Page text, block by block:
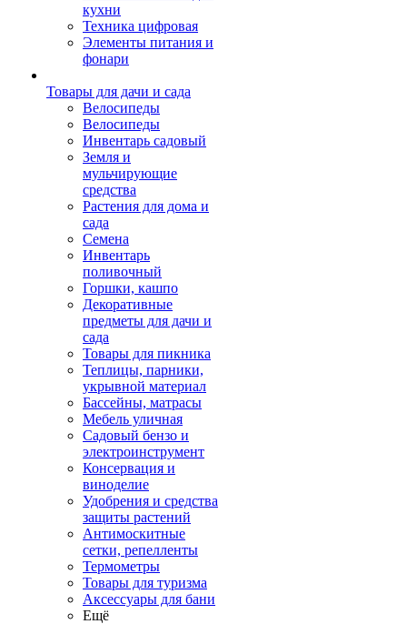
кухни
Техника цифровая
Элементы питания и
фонари
Товары для дачи и сада
Велосипеды
Велосипеды
Инвентарь садовый
Земля и
мульчирующие
средства
Растения для дома и
сада
Семена
Инвентарь
поливочный
Горшки, кашпо
Декоративные
предметы для дачи и
сада
Товары для пикника
Теплицы, парники,
укрывной материал
Бассейны, матрасы
Мебель уличная
Садовый бензо и
электроинструмент
Консервация и
виноделие
Удобрения и средства
защиты растений
Антимоскитные
сетки, репелленты
Термометры
Товары для туризма
Аксессуары для бани
Ещё